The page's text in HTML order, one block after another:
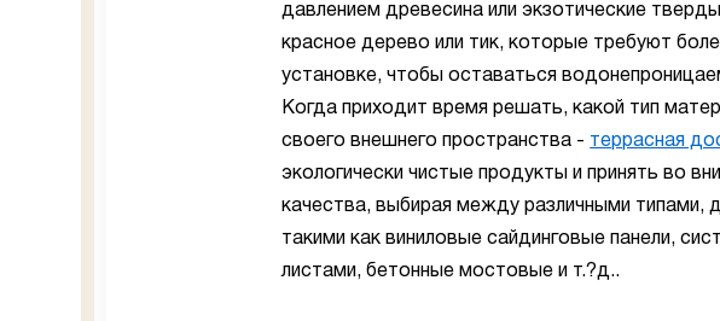
давлением древесина или экзотические
красное дерево или тик, которые требуют
установке, чтобы оставаться
Когда приходит время решать, какой тип
своего внешнего пространства - террасная
экологически чистые продукты и принять во
качества, выбирая между различными типами,
такими как виниловые сайдинговые панели,
листами, бетонные мостовые и т.?д..